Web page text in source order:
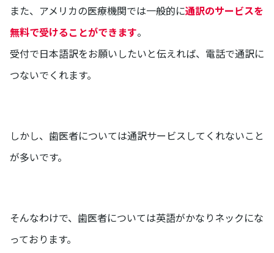
また、アメリカの医療機関では一般的に通訳のサービスを
無料で受けることができます。
受付で日本語訳をお願いしたいと伝えれば、電話で通訳に
つないでくれます。
しかし、歯医者については通訳サービスしてくれないこと
が多いです。
そんなわけで、歯医者については英語がかなりネックにな
っております。